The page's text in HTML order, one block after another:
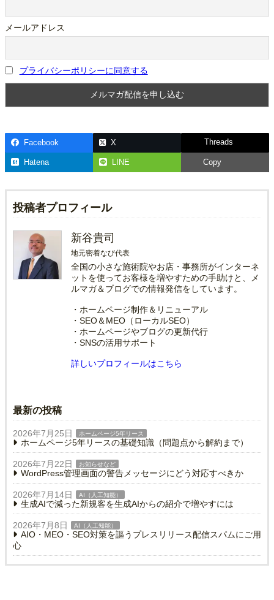
メールアドレス
プライバシーポリシーに同意する
Facebook X Threads
Hatena LINE Copy
投稿者プロフィール
新谷貴司
地元密着なび代表
全国の小さな施術院やお店・事務所がインターネ
ットを使ってお客様を増やすための手助けと、メ
ルマガ＆ブログでの情報発信をしています。
・ホームページ制作＆リニューアル
・SEO＆MEO（ローカルSEO）
・ホームページやブログの更新代行
・SNSの活用サポート
詳しいプロフィールはこちら
最新の投稿
2026年7月25日 ホームページ5年リース
ホームページ5年リースの基礎知識（問題点から解約まで）
2026年7月22日 お知らせなど
WordPress管理画面の警告メッセージにどう対応すべきか
2026年7月14日 AI（人工知能）
生成AIで減った新規客を生成AIからの紹介で増やすには
2026年7月8日 AI（人工知能）
AIO・MEO・SEO対策を謳うプレスリリース配信スパムにご用
心